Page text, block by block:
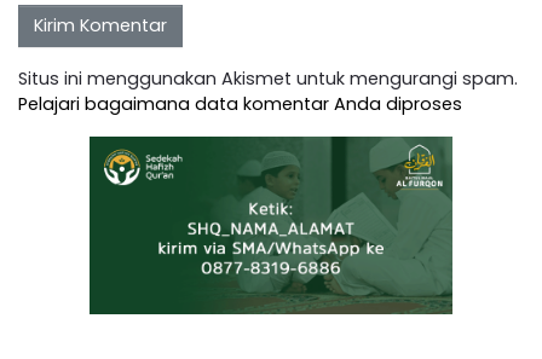
Situs ini menggunakan Akismet untuk mengurangi spam.
Pelajari bagaimana data komentar Anda diproses